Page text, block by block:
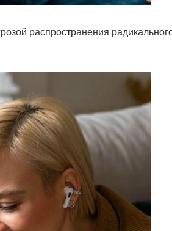
распространения